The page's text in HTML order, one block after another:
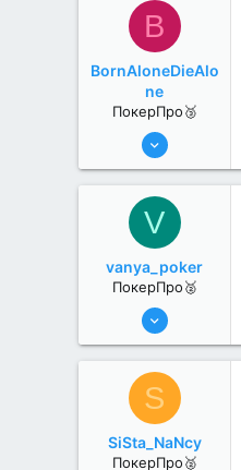
B
BornAloneDieAlo
ne
ПокерПро🥉
17 Авг 2022
0
V
vanya_poker
ПокерПро🥈
8 Июн 2022
0
S
SiSta_NaNcy
ПокерПро🥈